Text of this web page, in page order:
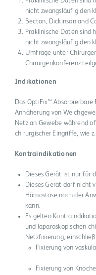
nicht zwangsläufig den
Becton, Dickinson and
Präklinische Daten sind
nicht zwangsläufig den
Umfrage unter
Chirurgenkonferenz
Indikationen
Das OptiFix™
Annäherung von
Netz an Gewebe während
chirurgischer Eingriffe, wie
Kontraindikationen
Dieses Gerät ist nur für
Dieses Gerät darf nicht
Hämostase nach der
kann.
Es gelten
und laparoskopischen
Netzfixierung,
Fixierung von
Fixierung von